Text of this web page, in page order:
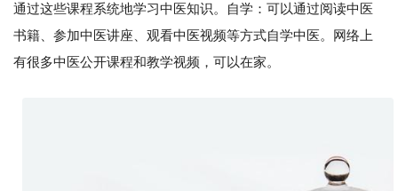
通过这些课程系统地学习中医知识。自学：可以通过阅读中医
书籍、参加中医讲座、观看中医视频等方式自学中医。网络上
有很多中医公开课程和教学视频，可以在家。